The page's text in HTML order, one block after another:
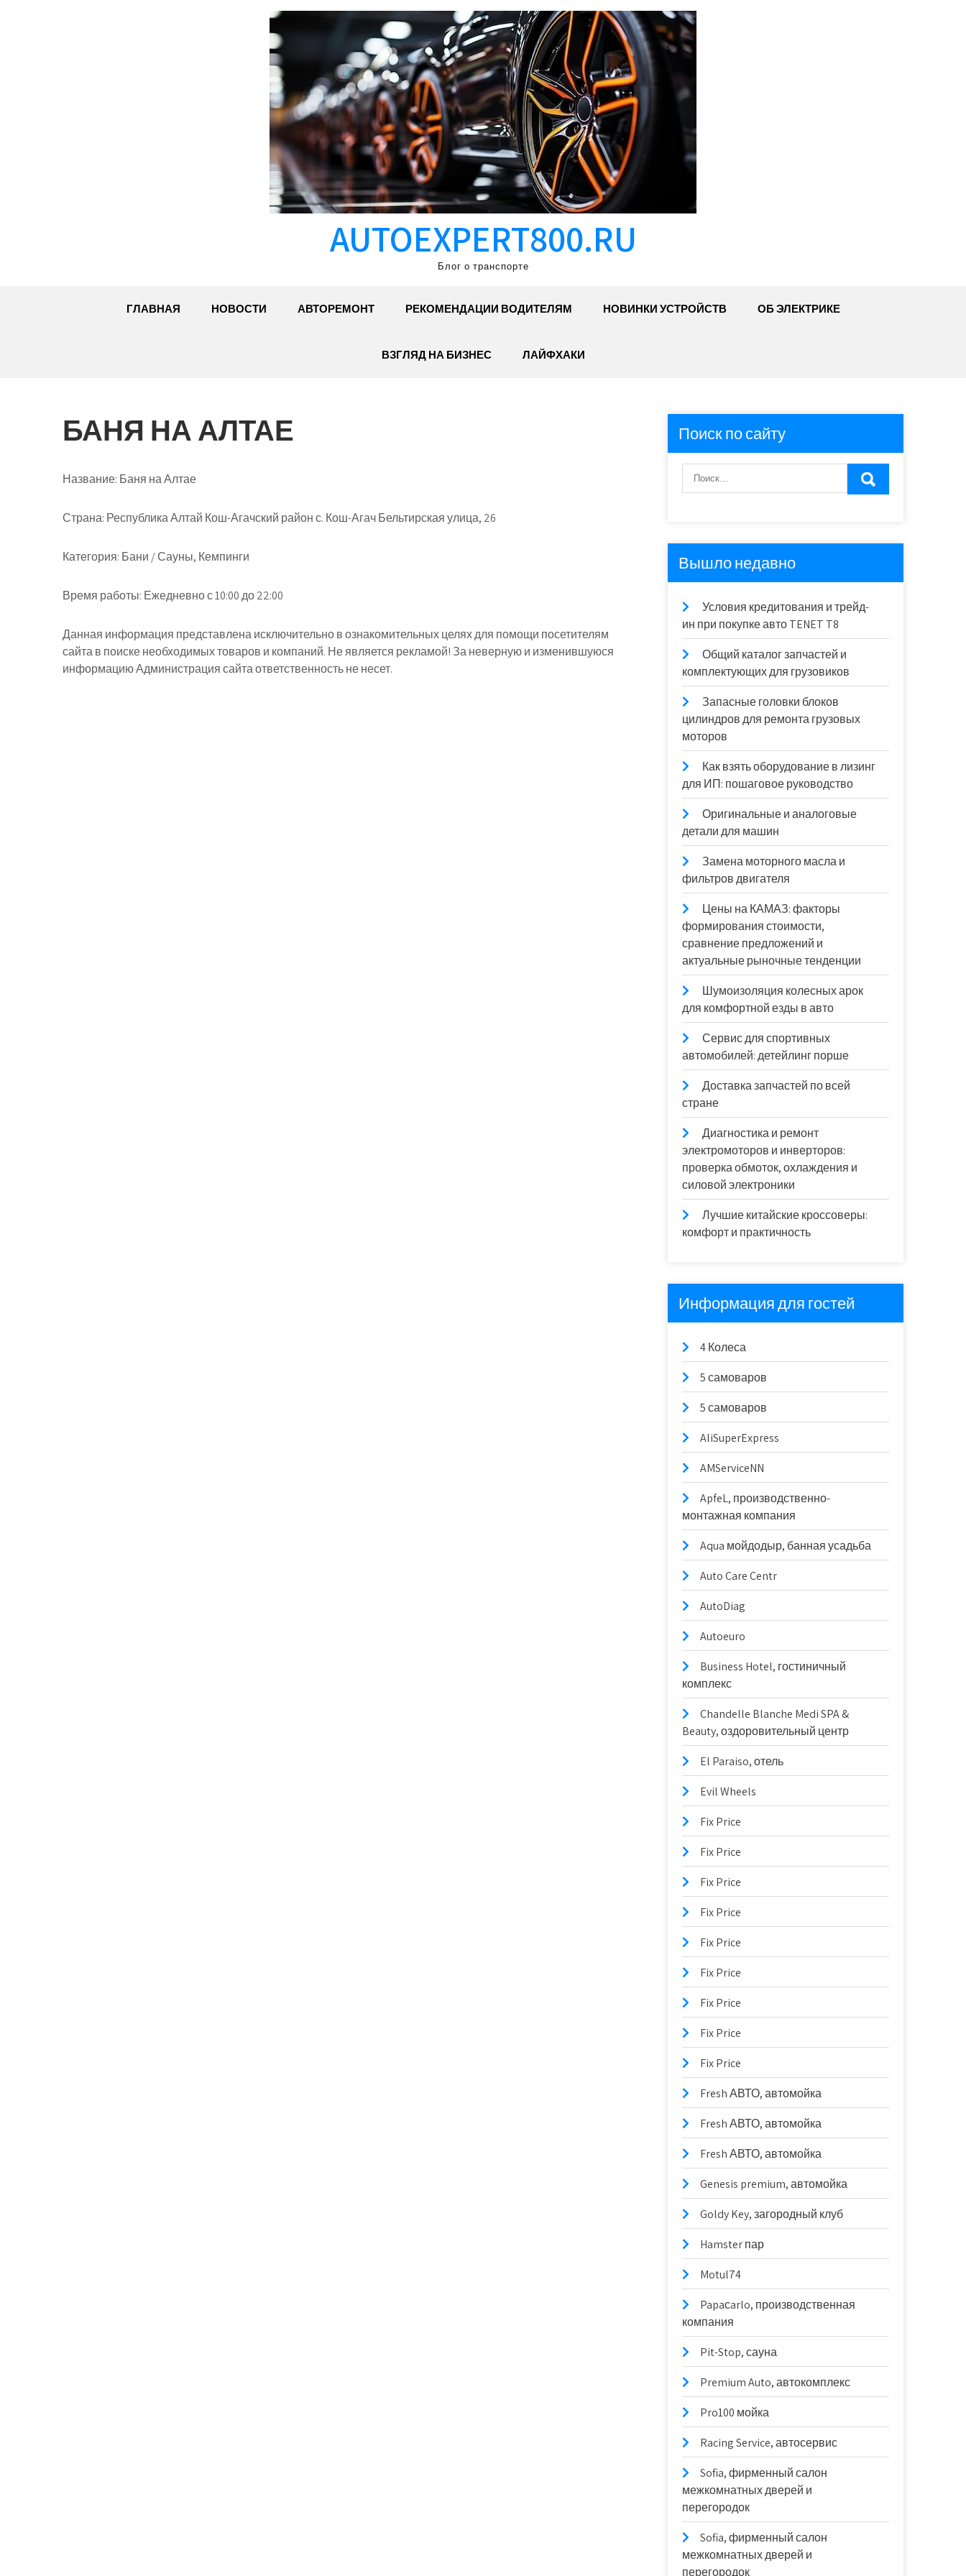
AUTOEXPERT800.RU
Блог о транспорте
ГЛАВНАЯ НОВОСТИ АВТОРЕМОНТ РЕКОМЕНДАЦИИ ВОДИТЕЛЯМ НОВИНКИ УСТРОЙСТВ ОБ ЭЛЕКТРИКЕ
ВЗГЛЯД НА БИЗНЕС ЛАЙФХАКИ
БАНЯ НА АЛТАЕ
Название: Баня на Алтае
Страна: Республика Алтай Кош-Агачский район с. Кош-Агач Бельтирская улица, 26
Категория: Бани / Сауны, Кемпинги
Время работы: Ежедневно с 10:00 до 22:00
Данная информация представлена исключительно в ознакомительных целях для помощи посетителям
сайта в поиске необходимых товаров и компаний. Не является рекламой! За неверную и изменившуюся
информацию Администрация сайта ответственность не несет.
Поиск по сайту
Вышло недавно
Условия кредитования и трейд-
ин при покупке авто TENET T8
Общий каталог запчастей и
комплектующих для грузовиков
Запасные головки блоков
цилиндров для ремонта грузовых
моторов
Как взять оборудование в лизинг
для ИП: пошаговое руководство
Оригинальные и аналоговые
детали для машин
Замена моторного масла и
фильтров двигателя
Цены на КАМАЗ: факторы
формирования стоимости,
сравнение предложений и
актуальные рыночные тенденции
Шумоизоляция колесных арок
для комфортной езды в авто
Сервис для спортивных
автомобилей: детейлинг порше
Доставка запчастей по всей
стране
Диагностика и ремонт
электромоторов и инверторов:
проверка обмоток, охлаждения и
силовой электроники
Лучшие китайские кроссоверы:
комфорт и практичность
Информация для гостей
4 Колеса
5 самоваров
5 самоваров
AliSuperExpress
AMServiceNN
ApfeL, производственно-
монтажная компания
Aqua мойдодыр, банная усадьба
Auto Care Centr
AutoDiag
Autoeuro
Business Hotel, гостиничный
комплекс
Chandelle Blanche Medi SPA &
Beauty, оздоровительный центр
El Paraiso, отель
Evil Wheels
Fix Price
Fix Price
Fix Price
Fix Price
Fix Price
Fix Price
Fix Price
Fix Price
Fix Price
Fresh АВТО, автомойка
Fresh АВТО, автомойка
Fresh АВТО, автомойка
Genesis premium, автомойка
Goldy Key, загородный клуб
Hamster пар
Motul74
Papaсarlo, производственная
компания
Pit-Stop, сауна
Premium Auto, автокомплекс
Pro100 мойка
Racing Service, автосервис
Sofia, фирменный салон
межкомнатных дверей и
перегородок
Sofia, фирменный салон
межкомнатных дверей и
перегородок